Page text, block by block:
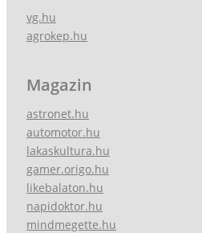
vg.hu
agrokep.hu
Magazin
astronet.hu
automotor.hu
lakaskultura.hu
gamer.origo.hu
likebalaton.hu
napidoktor.hu
mindmegette.hu